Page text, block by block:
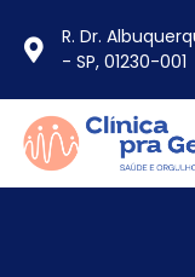
R. Dr.
- SP, 01230-001